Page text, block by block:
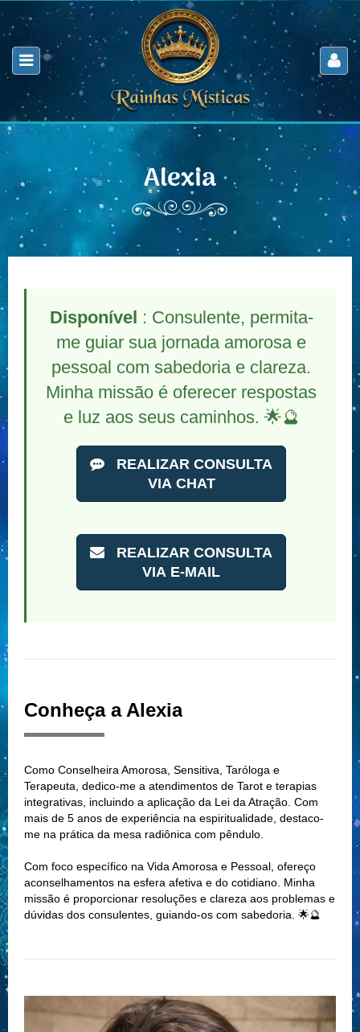
Alexia
Disponível : Consulente, permita-
me guiar sua jornada amorosa e
pessoal com sabedoria e clareza.
Minha missão é oferecer respostas
e luz aos seus caminhos. 🌟🔮
REALIZAR CONSULTA
VIA CHAT
REALIZAR CONSULTA
VIA E-MAIL
Conheça a Alexia
Como Conselheira Amorosa, Sensitiva, Taróloga e
Terapeuta, dedico-me a atendimentos de Tarot e terapias
integrativas, incluindo a aplicação da Lei da Atração. Com
mais de 5 anos de experiência na espiritualidade, destaco-
me na prática da mesa radiônica com pêndulo.
Com foco específico na Vida Amorosa e Pessoal, ofereço
aconselhamentos na esfera afetiva e do cotidiano. Minha
missão é proporcionar resoluções e clareza aos problemas e
dúvidas dos consulentes, guiando-os com sabedoria. 🌟🔮